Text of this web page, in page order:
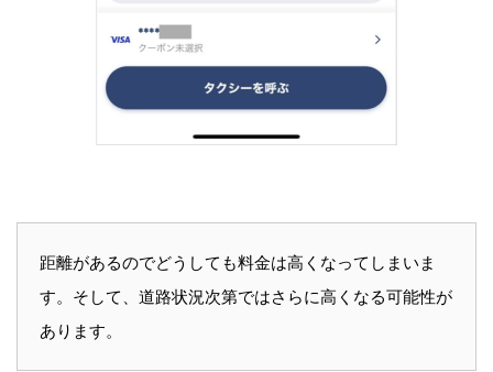
距離があるのでどうしても料金は高くなってしまいま
す。そして、道路状況次第ではさらに高くなる可能性が
あります。